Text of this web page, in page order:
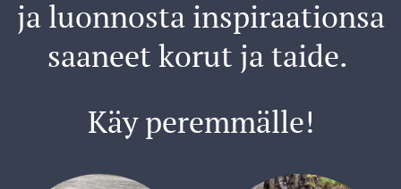
ja luonnosta inspiraationsa
saaneet korut ja taide.
Käy peremmälle!